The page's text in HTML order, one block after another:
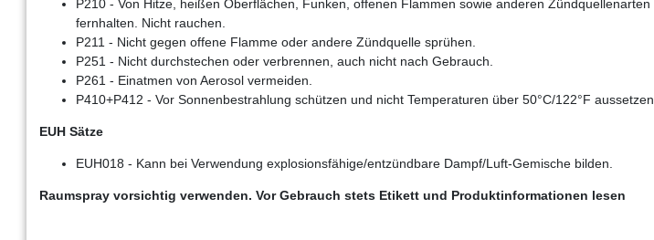
P210 - Von Hitze, heißen Oberflächen, Funken, offenen Flammen sowie anderen Zündquellenarten
fernhalten. Nicht rauchen.
P211 - Nicht gegen offene Flamme oder andere Zündquelle sprühen.
P251 - Nicht durchstechen oder verbrennen, auch nicht nach Gebrauch.
P261 - Einatmen von Aerosol vermeiden.
P410+P412 - Vor Sonnenbestrahlung schützen und nicht Temperaturen über 50°C/122°F aussetzen.
EUH Sätze
EUH018 - Kann bei Verwendung explosionsfähige/entzündbare Dampf/Luft-Gemische bilden.
Raumspray vorsichtig verwenden. Vor Gebrauch stets Etikett und Produktinformationen lesen